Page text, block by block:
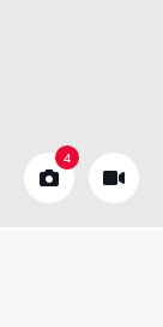
4